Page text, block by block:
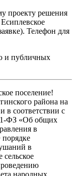
проекту решения
Телефон для
и публичных
поселение!
района на
в соответствии с
ФЗ «Об общих
в
в
народных